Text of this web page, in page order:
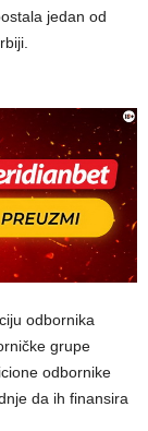
jedan od
odbornika
grupe
odbornike
da ih finansira